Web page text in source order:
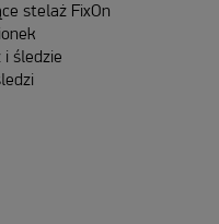
stelaż FixOn
śledzie